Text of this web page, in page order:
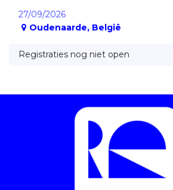
27/09/2026
Oudenaarde, België
Registraties nog niet open